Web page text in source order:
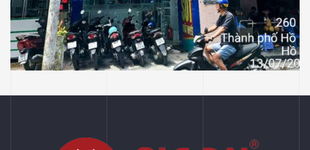
NHÀ THUỐC LONG CHÂU
Thiết Kế Thi Công Công Trình Nhà Thuốc